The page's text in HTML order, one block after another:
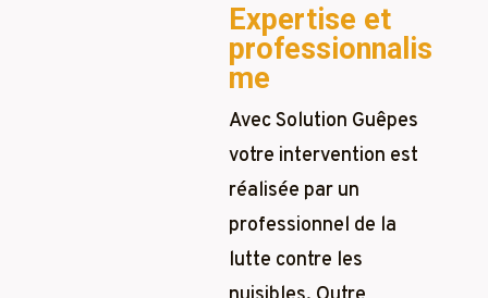
Expertise et
professionnalis
me
Avec Solution Guêpes
votre intervention est
réalisée par un
professionnel de la
lutte contre les